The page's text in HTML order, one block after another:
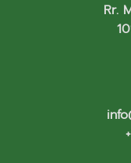
Rr.